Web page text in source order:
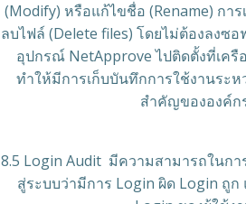
(Modify) หรือแก้ไขชื่อ (Rename) การ
ลบไฟล์ (Delete files) โดยไม่ต้องลงซ
อุปกรณ์ NetApprove ไปติดตั้งที่เครื
ทำให้มีการเก็บบันทึกการใช้งานระห
สำคัญขององค์ก
8.5 Login Audit มีความสามารถในกา
สู่ระบบว่ามีการ Login ผิด Login ถูก